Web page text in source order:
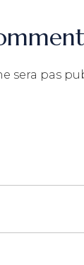
sera pas